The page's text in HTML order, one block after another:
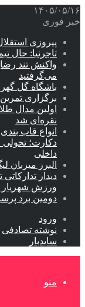
۱۴۰۵/۰۵/۱۶
خبر فوری
پیروزی
تاجرنیا: حال
واکنش تند
می‌گرفتید
باشگاه گل
برگزاری
اولین مدال
نقره‌ای شد
انواع قاب
دکارت؛
داخلی
البرز میزبان
دیدار
ورزش شهریار
دومین برد
ورود
نوشته تصادفی
سایدبار
منو